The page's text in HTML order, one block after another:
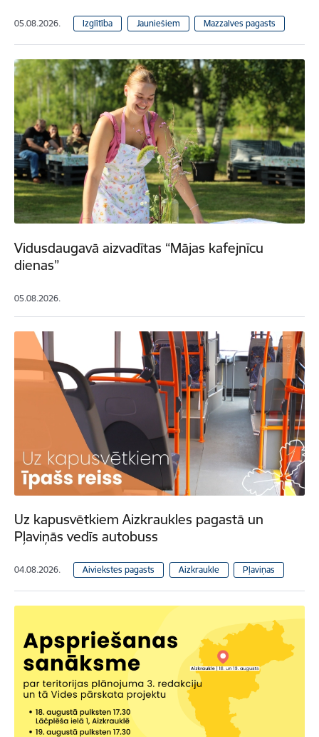
05.08.2026. Izglītība Jauniešiem Mazzalves pagasts
Vidusdaugavā aizvadītas “Mājas kafejnīcu
dienas”
05.08.2026.
Uz kapusvētkiem Aizkraukles pagastā un
Pļaviņās vedīs autobuss
04.08.2026. Aiviekstes pagasts Aizkraukle Pļaviņas